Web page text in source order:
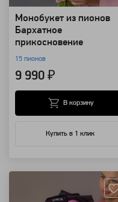
Монобукет из пионов
Бархатное
прикосновение
15 пионов
9 990 ₽
Купить в 1 клик
В корзину